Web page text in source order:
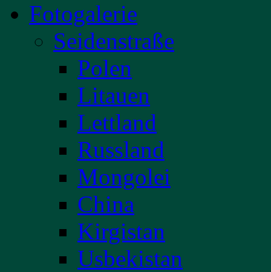
Fotogalerie
Seidenstraße
Polen
Litauen
Lettland
Russland
Mongolei
China
Kirgistan
Usbekistan